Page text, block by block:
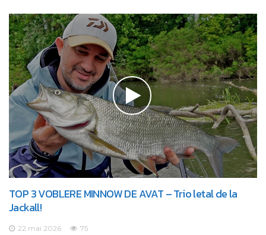
TOP 3 VOBLERE MINNOW DE AVAT – Trio letal de la
Jackall!
22 mai 2026 75